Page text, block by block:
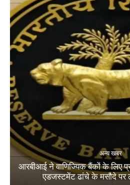
अन्य खबर
आरबीआई ने वाणिज्यिक बैंकों के लिए
एडजस्टमेंट ढांचे के मसौदे पर